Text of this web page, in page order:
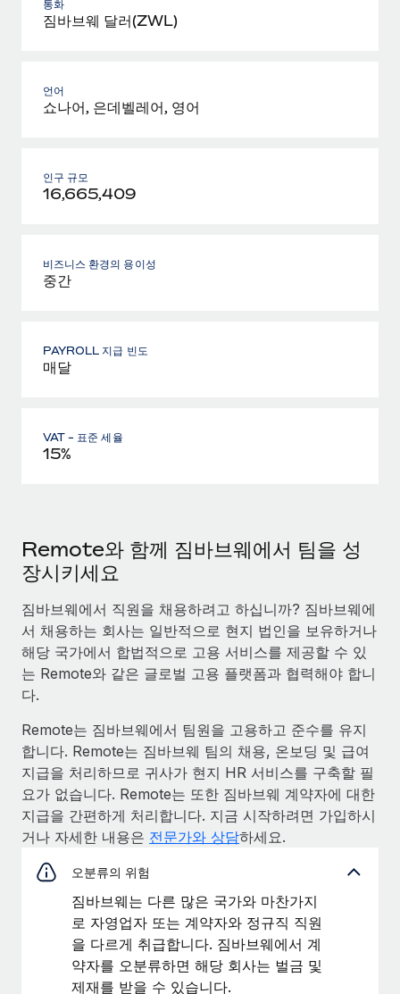
통화
짐바브웨 달러(ZWL)
언어
쇼나어, 은데벨레어, 영어
인구 규모
16,665,409
비즈니스 환경의 용이성
중간
PAYROLL 지급 빈도
매달
VAT - 표준 세율
15%
Remote와 함께 짐바브웨에서 팀을 성
장시키세요
짐바브웨에서 직원을 채용하려고 하십니까? 짐바브웨에
서 채용하는 회사는 일반적으로 현지 법인을 보유하거나
해당 국가에서 합법적으로 고용 서비스를 제공할 수 있
는 Remote와 같은 글로벌 고용 플랫폼과 협력해야 합니
다.
Remote는 짐바브웨에서 팀원을 고용하고 준수를 유지
합니다. Remote는 짐바브웨 팀의 채용, 온보딩 및 급여
지급을 처리하므로 귀사가 현지 HR 서비스를 구축할 필
요가 없습니다. Remote는 또한 짐바브웨 계약자에 대한
지급을 간편하게 처리합니다. 지금 시작하려면 가입하시
거나 자세한 내용은 전문가와 상담하세요.
오분류의 위험
짐바브웨는 다른 많은 국가와 마찬가지
로 자영업자 또는 계약자와 정규직 직원
을 다르게 취급합니다. 짐바브웨에서 계
약자를 오분류하면 해당 회사는 벌금 및
제재를 받을 수 있습니다.